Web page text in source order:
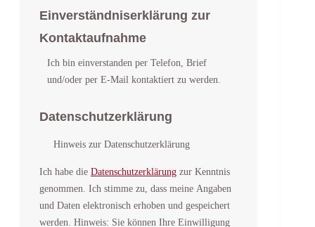
Einverständniserklärung zur
Kontaktaufnahme
Ich bin einverstanden per Telefon, Brief
und/oder per E-Mail kontaktiert zu werden.
Datenschutzerklärung
Hinweis zur Datenschutzerklärung
Ich habe die Datenschutzerklärung zur Kenntnis
genommen. Ich stimme zu, dass meine Angaben
und Daten elektronisch erhoben und gespeichert
werden. Hinweis: Sie können Ihre Einwilligung